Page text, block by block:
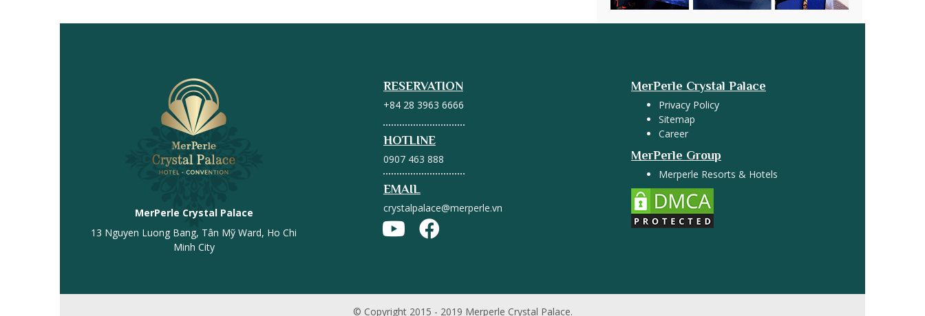
MerPerle Crystal Palace
13 Nguyen Luong Bang, Tân Mỹ Ward, Ho Chi
Minh City
RESERVATION
+84 28 3963 6666
HOTLINE
0907 463 888
EMAIL
crystalpalace@merperle.vn
MerPerle Crystal Palace
Privacy Policy
Sitemap
Career
MerPerle Group
Merperle Resorts & Hotels
© Copyright 2015 - 2019 Merperle Crystal Palace.